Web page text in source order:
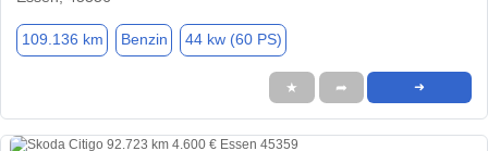
109.136 km Benzin 44 kw (60 PS)
★ ➦ ➜